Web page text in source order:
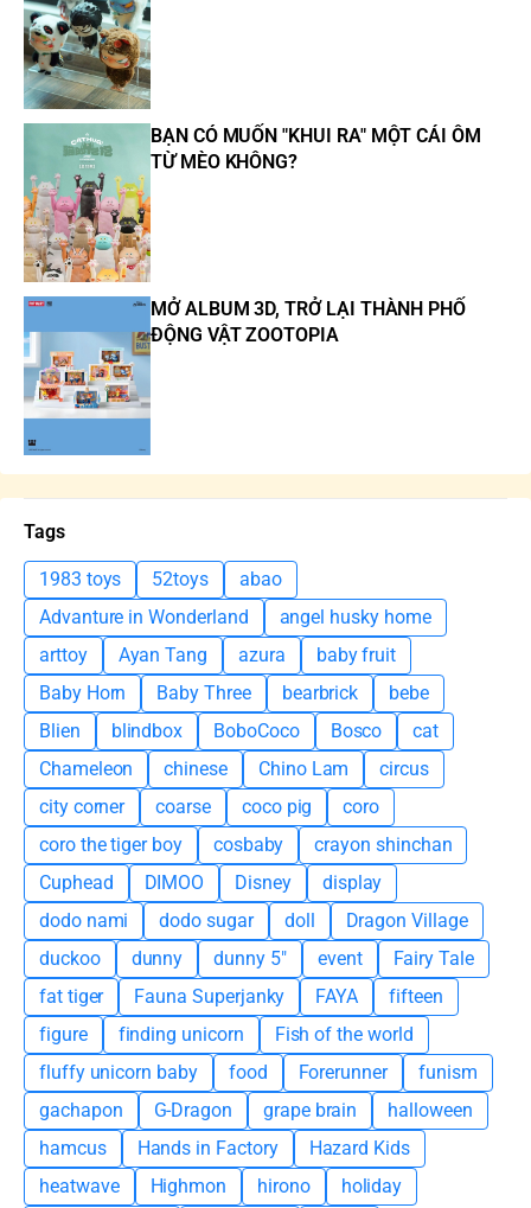
BẠN CÓ MUỐN "KHUI RA" MỘT CÁI ÔM
TỪ MÈO KHÔNG?
MỞ ALBUM 3D, TRỞ LẠI THÀNH PHỐ
ĐỘNG VẬT ZOOTOPIA
Tags
1983 toys 52toys
abao
Advanture in Wonderland
angel husky home
arttoy
Ayan Tang azura
baby fruit
Baby Horn
Baby Three bearbrick
bebe
Blien
blindbox BoboCoco Bosco
cat
Chameleon
chinese Chino Lam
circus
city corner
coarse coco pig
coro
coro the tiger boy
cosbaby
crayon shinchan
Cuphead
DIMOO Disney
display
dodo nami
dodo sugar doll
Dragon Village
duckoo
dunny dunny 5" event
Fairy Tale
fat tiger
Fauna Superjanky FAYA
fifteen
figure
finding unicorn
Fish of the world
fluffy unicorn baby
food Forerunner
funism
gachapon
G-Dragon grape brain
halloween
hamcus
Hands in Factory
Hazard Kids
heatwave
Highmon hirono
holiday